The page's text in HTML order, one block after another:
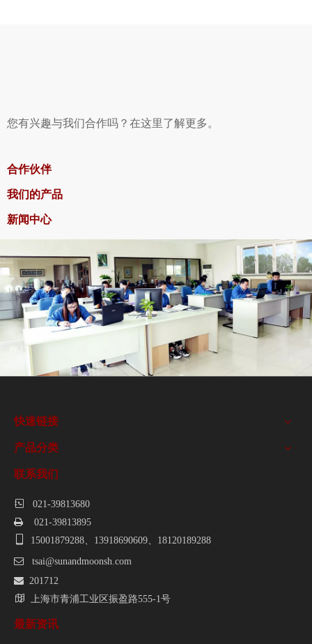
您有兴趣与我们合作吗？在这里了解更多。
合作伙伴
我们的产品
新闻中心
快速链接
产品分类
联系我们
 021-39813680
 021-39813895
 15001879288、13918690609、18120189288
 tsai@sunandmoonsh.com
 201712
 上海市青浦工业区振盈路555-1号
最新资讯